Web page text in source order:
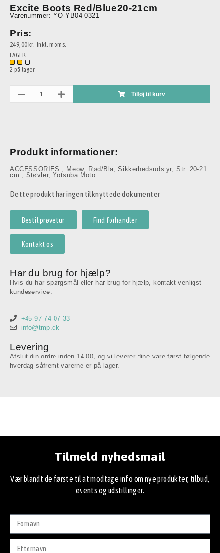
Excite Boots Red/Blue20-21cm
Varenummer: YO-YB04-0321
Pris:
249,00 kr. Inkl. moms.
LAGER
2 på lager
Tilføj til kurv
Produkt informationer:
ACCESSORIES , Meow, Rød/Blå,Sikkerhedsudstyr,Str. 20-21
cm. ,Støvler,Yotsuba Moto
Dette produkt har ingen tilknyttede dokumenter
Bestil prøvetur Find forhandler
Kontakt os
Har du brug for hjælp?
Hvis du har spørgsmål eller har brug for hjælp, kontakt venligst
kundeservice.
+45 97 74 07 33
info@tmp.dk
Levering
Afslut din ordre inden 14.00, og vi leverer dine vare først følgende
hverdag såfremt varerne er på lager.
Tilmeld nyhedsmail
Vær blandt de første til at modtage info om nye produkter, tilbud,
events og udstillinger.